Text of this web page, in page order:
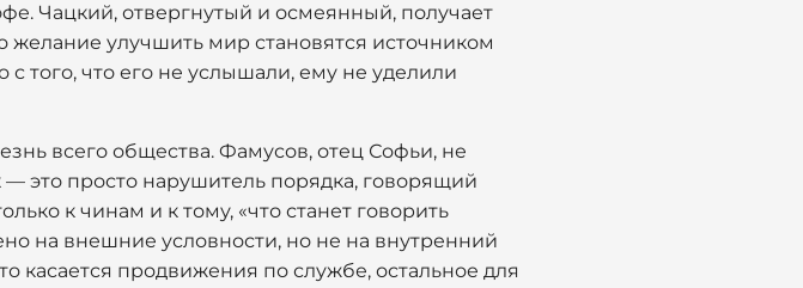
Чацкий, отвергнутый и осмеянный, получает
желание улучшить мир становятся источником
того, что его не услышали, ему не уделили
всего общества. Фамусов, отец Софьи, не
это просто нарушитель порядка, говорящий
к чинам и к тому, «что станет говорить
на внешние условности, но не на внутренний
касается продвижения по службе, остальное для